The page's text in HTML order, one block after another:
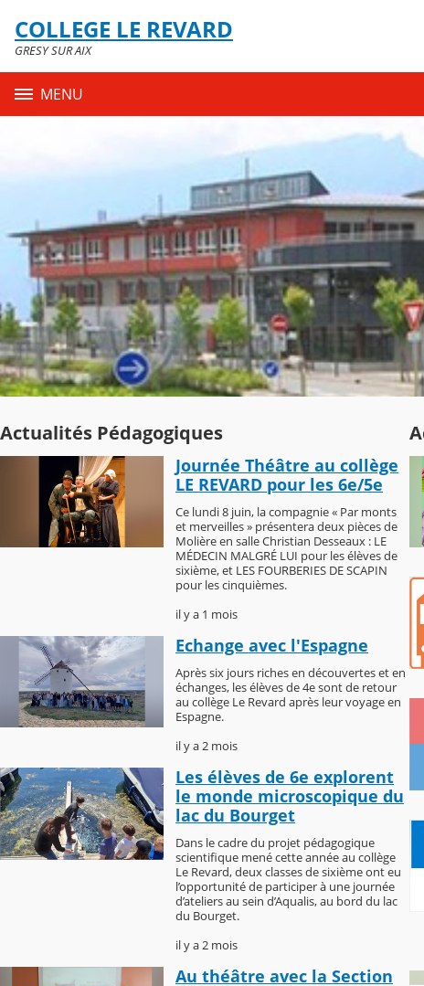
Contenu
COLLEGE LE REVARD
GRESY SUR AIX
MENU
Actualités Pédagogiques
Journée Théâtre au collège
LE REVARD pour les 6e/5e
Ce lundi 8 juin, la compagnie « Par monts
et merveilles » présentera deux pièces de
Molière en salle Christian Desseaux : LE
MÉDECIN MALGRÉ LUI pour les élèves de
sixième, et LES FOURBERIES DE SCAPIN
pour les cinquièmes.
il y a 1 mois
Echange avec l'Espagne
Après six jours riches en découvertes et en
échanges, les élèves de 4e sont de retour
au collège Le Revard après leur voyage en
Espagne.
il y a 2 mois
Les élèves de 6e explorent
le monde microscopique du
lac du Bourget
Dans le cadre du projet pédagogique
scientifique mené cette année au collège
Le Revard, deux classes de sixième ont eu
l’opportunité de participer à une journée
d’ateliers au sein d’Aqualis, au bord du lac
du Bourget.
il y a 2 mois
Au théâtre avec la Section